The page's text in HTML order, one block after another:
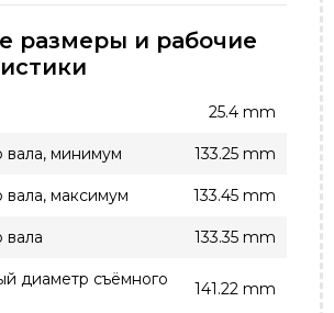
размеры и рабочие
25.4 mm
вала, минимум 133.25 mm
вала, максимум 133.45 mm
вала 133.35 mm
диаметр съёмного
141.22 mm